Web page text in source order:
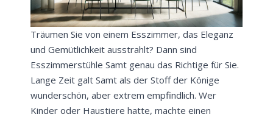
Träumen Sie von einem Esszimmer, das Eleganz
und Gemütlichkeit ausstrahlt? Dann sind
Esszimmerstühle Samt genau das Richtige für Sie.
Lange Zeit galt Samt als der Stoff der Könige
wunderschön, aber extrem empfindlich. Wer
Kinder oder Haustiere hatte, machte einen